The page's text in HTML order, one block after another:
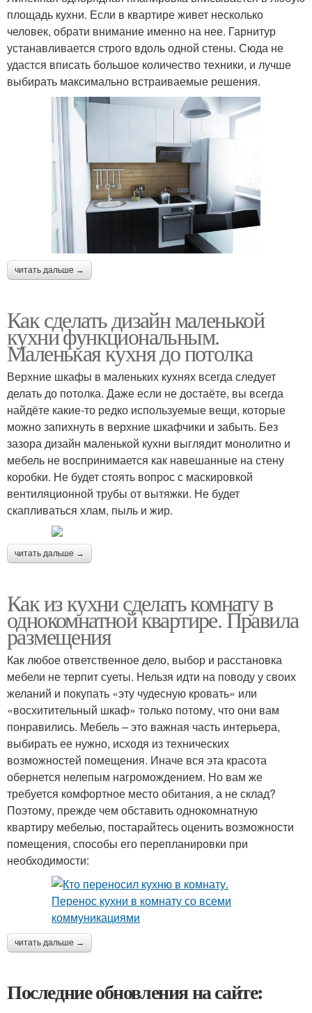
площадь кухни. Если в квартире живет несколько
человек, обрати внимание именно на нее. Гарнитур
устанавливается строго вдоль одной стены. Сюда не
удастся вписать большое количество техники, и лучше
выбирать максимально встраиваемые решения.
читать дальше →
Как сделать дизайн маленькой
кухни функциональным.
Маленькая кухня до потолка
Верхние шкафы в маленьких кухнях всегда следует
делать до потолка. Даже если не достаёте, вы всегда
найдёте какие-то редко используемые вещи, которые
можно запихнуть в верхние шкафчики и забыть. Без
зазора дизайн маленькой кухни выглядит монолитно и
мебель не воспринимается как навешанные на стену
коробки. Не будет стоять вопрос с маскировкой
вентиляционной трубы от вытяжки. Не будет
скапливаться хлам, пыль и жир.
читать дальше →
Как из кухни сделать комнату в
однокомнатной квартире. Правила
размещения
Как любое ответственное дело, выбор и расстановка
мебели не терпит суеты. Нельзя идти на поводу у своих
желаний и покупать «эту чудесную кровать» или
«восхитительный шкаф» только потому, что они вам
понравились. Мебель – это важная часть интерьера,
выбирать ее нужно, исходя из технических
возможностей помещения. Иначе вся эта красота
обернется нелепым нагромождением. Но вам же
требуется комфортное место обитания, а не склад?
Поэтому, прежде чем обставить однокомнатную
квартиру мебелью, постарайтесь оценить возможности
помещения, способы его перепланировки при
необходимости:
читать дальше →
Последние обновления на сайте: